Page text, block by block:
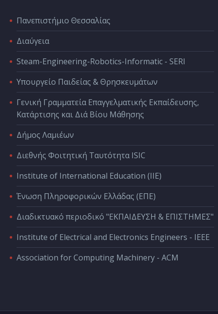
Πανεπιστήμιο Θεσσαλίας
Διαύγεια
Steam-Engineering-Robotics-Informatic - SERI
Υπουργείο Παιδείας & Θρησκευμάτων
Γενική Γραμματεία Επαγγελματικής Εκπαίδευσης,
Κατάρτισης και Διά Βίου Μάθησης
Δήμος Λαμιέων
Διεθνής Φοιτητική Ταυτότητα ISIC
Institute of International Education (IIE)
Ένωση Πληροφορικών Ελλάδας (ΕΠΕ)
Διαδικτυακό περιοδικό "ΕΚΠΑΙΔΕΥΣΗ & ΕΠΙΣΤΗΜΕΣ"
Institute of Electrical and Electronics Engineers - IEEE
Association for Computing Machinery - ACM